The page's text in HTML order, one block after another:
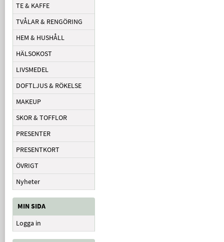
TE & KAFFE
TVÅLAR & RENGÖRING
HEM & HUSHÅLL
HÄLSOKOST
LIVSMEDEL
DOFTLJUS & RÖKELSE
MAKEUP
SKOR & TOFFLOR
PRESENTER
PRESENTKORT
ÖVRIGT
Nyheter
MIN SIDA
Logga in